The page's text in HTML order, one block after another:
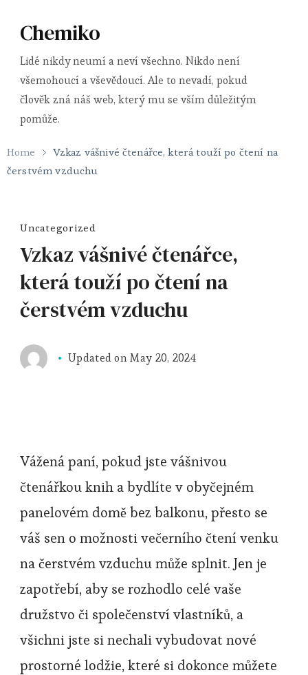
Chemiko
Lidé nikdy neumí a neví všechno. Nikdo není
všemohoucí a vševědoucí. Ale to nevadí, pokud
člověk zná náš web, který mu se vším důležitým
pomůže.
Home
Vzkaz vášnivé čtenářce, která touží po čtení na
čerstvém vzduchu
Uncategorized
Vzkaz vášnivé čtenářce,
která touží po čtení na
čerstvém vzduchu
Updated onMay 20, 2024
Vážená paní, pokud jste vášnivou
čtenářkou knih a bydlíte v obyčejném
panelovém domě bez balkonu, přesto se
váš sen o možnosti večerního čtení venku
na čerstvém vzduchu může splnit. Jen je
zapotřebí, aby se rozhodlo celé vaše
družstvo či společenství vlastníků, a
všichni jste si nechali vybudovat nové
prostorné lodžie, které si dokonce můžete